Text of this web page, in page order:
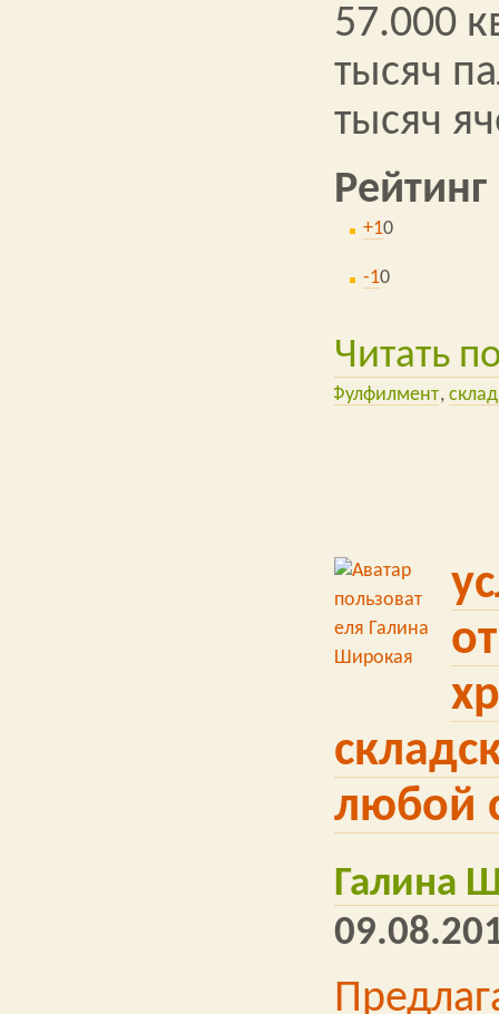
57.000
тысяч
тысяч
Рейтинг
+10
-10
Читать
Фулфилмент
любой
Галина